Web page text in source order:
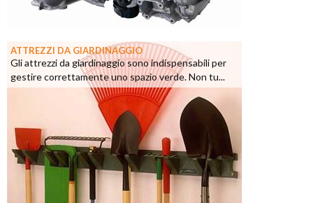
ATTREZZI DA GIARDINAGGIO
Gli attrezzi da giardinaggio sono indispensabili per
gestire correttamente uno spazio verde. Non tu...